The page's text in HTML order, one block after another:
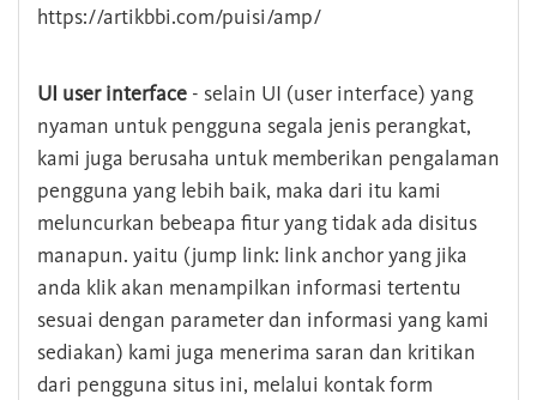
https://artikbbi.com/puisi/amp/
UI user interface - selain UI (user interface) yang
nyaman untuk pengguna segala jenis perangkat,
kami juga berusaha untuk memberikan pengalaman
pengguna yang lebih baik, maka dari itu kami
meluncurkan bebeapa fitur yang tidak ada disitus
manapun. yaitu (jump link: link anchor yang jika
anda klik akan menampilkan informasi tertentu
sesuai dengan parameter dan informasi yang kami
sediakan) kami juga menerima saran dan kritikan
dari pengguna situs ini, melalui kontak form